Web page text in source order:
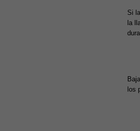
Si
la
los